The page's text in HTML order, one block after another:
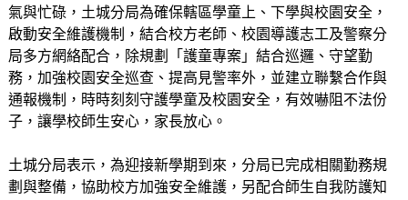
氣與忙碌，土城分局為確保轄區學童上、下學與校園安全，
啟動安全維護機制，結合校方老師、校園導護志工及警察分
局多方網絡配合，除規劃「護童專案」結合巡邏、守望勤
務，加強校園安全巡查、提高見警率外，並建立聯繫合作與
通報機制，時時刻刻守護學童及校園安全，有效嚇阻不法份
子，讓學校師生安心，家長放心。
土城分局表示，為迎接新學期到來，分局已完成相關勤務規
劃與整備，協助校方加強安全維護，另配合師生自我防護知